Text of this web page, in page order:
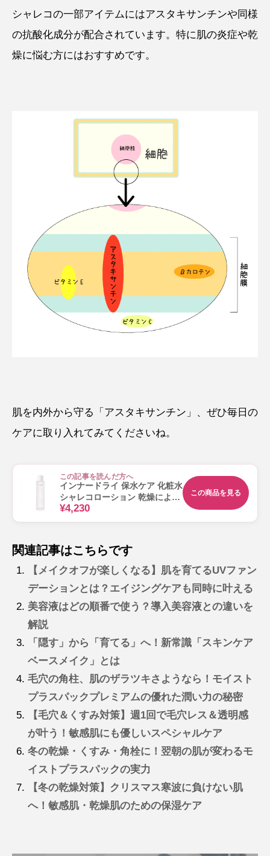
シャレコの一部アイテムにはアスタキサンチンや同様
の抗酸化成分が配合されています。特に肌の炎症や乾
燥に悩む方にはおすすめです。
肌を内外から守る「アスタキサンチン」、ぜひ毎日の
ケアに取り入れてみてくださいね。
この記事を読んだ方へ
インナードライ 保水ケア 化粧水
シャレコローション 乾燥による
つっぱりに 120mL
¥4,230
この商品を見る
関連記事はこちらです
【メイクオフが楽しくなる】肌を育てるUVファン
デーションとは？エイジングケアも同時に叶える
美容液はどの順番で使う？導入美容液との違いを
解説
「隠す」から「育てる」へ！新常識「スキンケア
ベースメイク」とは
毛穴の角柱、肌のザラツキさようなら！モイスト
プラスパックプレミアムの優れた潤い力の秘密
【毛穴＆くすみ対策】週1回で毛穴レス＆透明感
が叶う！敏感肌にも優しいスペシャルケア
冬の乾燥・くすみ・角栓に！翌朝の肌が変わるモ
イストプラスパックの実力
【冬の乾燥対策】クリスマス寒波に負けない肌
へ！敏感肌・乾燥肌のための保湿ケア